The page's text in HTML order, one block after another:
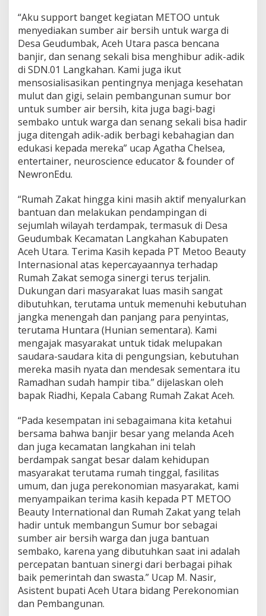
“Aku support banget kegiatan METOO untuk
menyediakan sumber air bersih untuk warga di
Desa Geudumbak, Aceh Utara pasca bencana
banjir, dan senang sekali bisa menghibur adik-adik
di SDN.01 Langkahan. Kami juga ikut
mensosialisasikan pentingnya menjaga kesehatan
mulut dan gigi, selain pembangunan sumur bor
untuk sumber air bersih, kita juga bagi-bagi
sembako untuk warga dan senang sekali bisa hadir
juga ditengah adik-adik berbagi kebahagian dan
edukasi kepada mereka” ucap Agatha Chelsea,
entertainer, neuroscience educator & founder of
NewronEdu.
“Rumah Zakat hingga kini masih aktif menyalurkan
bantuan dan melakukan pendampingan di
sejumlah wilayah terdampak, termasuk di Desa
Geudumbak Kecamatan Langkahan Kabupaten
Aceh Utara. Terima Kasih kepada PT Metoo Beauty
Internasional atas kepercayaannya terhadap
Rumah Zakat semoga sinergi terus terjalin.
Dukungan dari masyarakat luas masih sangat
dibutuhkan, terutama untuk memenuhi kebutuhan
jangka menengah dan panjang para penyintas,
terutama Huntara (Hunian sementara). Kami
mengajak masyarakat untuk tidak melupakan
saudara-saudara kita di pengungsian, kebutuhan
mereka masih nyata dan mendesak sementara itu
Ramadhan sudah hampir tiba.” dijelaskan oleh
bapak Riadhi, Kepala Cabang Rumah Zakat Aceh.
“Pada kesempatan ini sebagaimana kita ketahui
bersama bahwa banjir besar yang melanda Aceh
dan juga kecamatan langkahan ini telah
berdampak sangat besar dalam kehidupan
masyarakat terutama rumah tinggal, fasilitas
umum, dan juga perekonomian masyarakat, kami
menyampaikan terima kasih kepada PT METOO
Beauty International dan Rumah Zakat yang telah
hadir untuk membangun Sumur bor sebagai
sumber air bersih warga dan juga bantuan
sembako, karena yang dibutuhkan saat ini adalah
percepatan bantuan sinergi dari berbagai pihak
baik pemerintah dan swasta.” Ucap M. Nasir,
Asistent bupati Aceh Utara bidang Perekonomian
dan Pembangunan.